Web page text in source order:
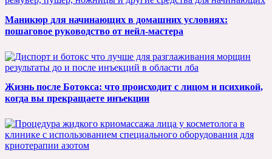
Маникюр для начинающих в домашних условиях:
пошаговое руководство от нейл-мастера
Жизнь после Ботокса: что происходит с лицом и психикой,
когда вы прекращаете инъекции